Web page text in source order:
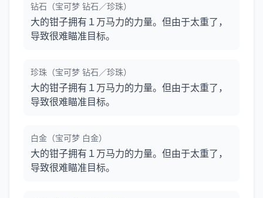
钻石（宝可梦 钻石／珍珠）
大的钳子拥有１万马力的力量。但由于太重了，
导致很难瞄准目标。
珍珠（宝可梦 钻石／珍珠）
大的钳子拥有１万马力的力量。但由于太重了，
导致很难瞄准目标。
白金（宝可梦 白金）
大的钳子拥有１万马力的力量。但由于太重了，
导致很难瞄准目标。